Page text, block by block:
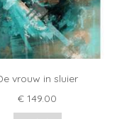
vrouw in sluier
€ 149.00